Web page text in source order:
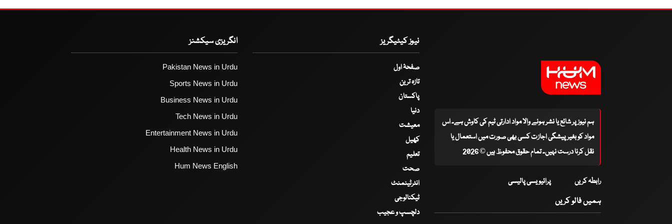
ہم نیوز پر شائع یا نشر ہونے والا مواد ادارتی ٹیم کی کاوش ہے۔ اس
مواد کو بغیر پیشگی اجازت کسی بھی صورت میں استعمال یا
نقل کرنا درست نہیں۔ تمام حقوق محفوظ ہیں © 2026
رابطہ کریں پرائیویسی پالیسی
ہمیں فالو کریں
نیوز کیٹیگریز
صفحۂ اول
تازہ ترین
پاکستان
دنیا
معیشت
کھیل
تعلیم
صحت
انٹرٹینمنٹ
ٹیکنالوجی
دلچسپ و عجیب
انگریزی سیکشنز
Pakistan News in Urdu
Sports News in Urdu
Business News in Urdu
Tech News in Urdu
Entertainment News in Urdu
Health News in Urdu
Hum News English